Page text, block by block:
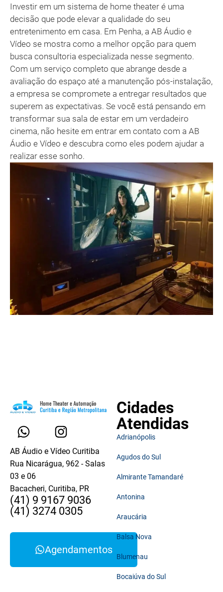
Investir em um sistema de home theater é uma
decisão que pode elevar a qualidade do seu
entretenimento em casa. Em Penha, a AB Áudio e
Vídeo se mostra como a melhor opção para quem
busca consultoria especializada nesse segmento.
Com um serviço completo que abrange desde a
avaliação do espaço até a manutenção pós-instalação,
a empresa se compromete a entregar resultados que
superem as expectativas. Se você está pensando em
transformar sua sala de estar em um verdadeiro
cinema, não hesite em entrar em contato com a AB
Áudio e Vídeo e descubra como eles podem ajudar a
realizar esse sonho.
AB Áudio e Vídeo Curitiba
Rua Nicarágua, 962 - Salas
03 e 06
Bacacheri, Curitiba, PR
(41) 9 9167 9036
(41) 3274 0305
Agendamentos
Cidades
Atendidas
Adrianópolis
Agudos do Sul
Almirante Tamandaré
Antonina
Araucária
Balsa Nova
Blumenau
Bocaiúva do Sul